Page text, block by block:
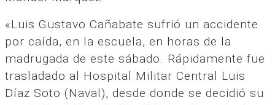
«Luis Gustavo Cañabate sufrió un accidente
por caída, en la escuela, en horas de la
madrugada de este sábado. Rápidamente fue
trasladado al Hospital Militar Central Luis
Díaz Soto (Naval), desde donde se decidió su